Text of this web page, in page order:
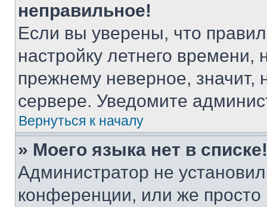
неправильное!
Если вы уверены, что
настройку летнего
прежнему неверное, значит,
сервере. Уведомите
Вернуться к началу
» Моего языка нет в списке!
Администратор не
конференции, или же